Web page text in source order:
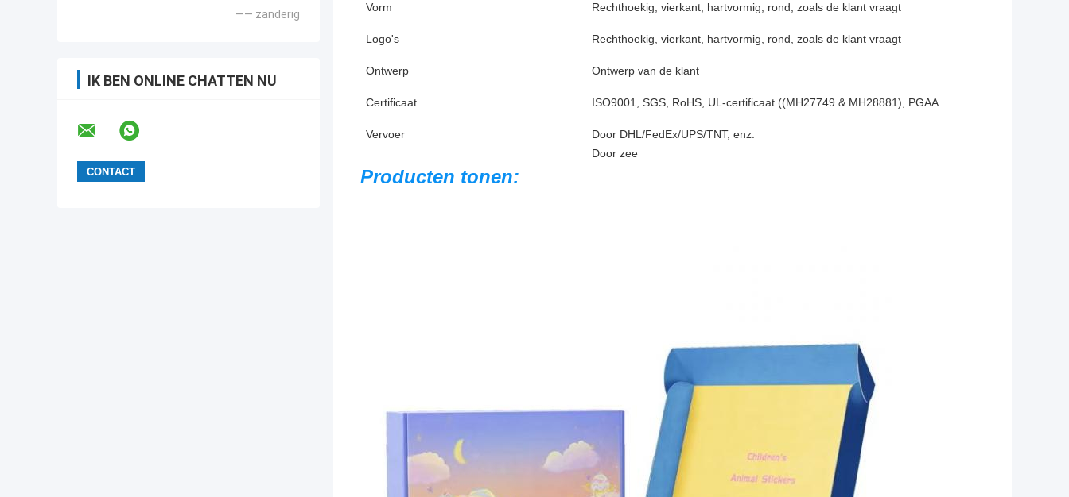
—— zanderig
IK BEN ONLINE CHATTEN NU
Vorm Rechthoekig, vierkant, hartvormig, rond, zoals de klant vraagt
Logo's Rechthoekig, vierkant, hartvormig, rond, zoals de klant vraagt
Ontwerp Ontwerp van de klant
Certificaat ISO9001, SGS, RoHS, UL-certificaat ((MH27749 & MH28881), PGAA
Vervoer
Door DHL/FedEx/UPS/TNT, enz.
Door zee
Producten tonen: